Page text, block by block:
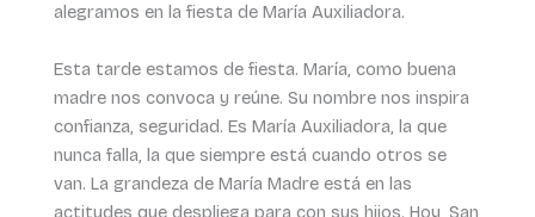
alegramos en la fiesta de María Auxiliadora.
Esta tarde estamos de fiesta. María, como buena
madre nos convoca y reúne. Su nombre nos inspira
confianza, seguridad. Es María Auxiliadora, la que
nunca falla, la que siempre está cuando otros se
van. La grandeza de María Madre está en las
actitudes que despliega para con sus hijos. Hoy, San